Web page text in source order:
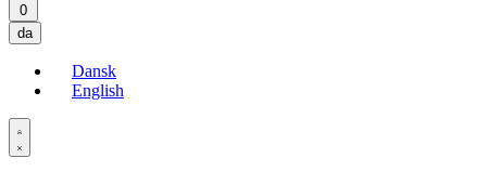
0Open
cart
da
Dansk
English
Open
Account
details